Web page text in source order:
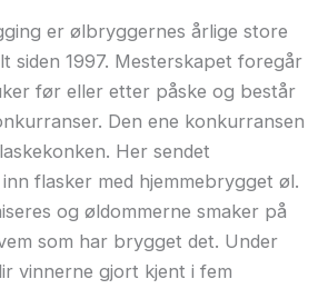
er ølbryggernes årlige store
siden 1997. Mesterskapet foregår
før eller etter påske og består
Den ene konkurransen
Her sendet
flasker med hjemmebrygget øl.
og øldommerne smaker på
som har brygget det. Under
vinnerne gjort kjent i fem